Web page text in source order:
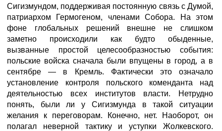
Сигизмундом, поддерживая постоянную связь с Думой,
патриархом Гермогеном, членами Собора. На этом
фоне глобальных решений внешне не слишком
заметно происходили как будто обыденные,
вызванные простой целесообразностью события:
польские войска сначала были впущены в город, а в
сентябре — в Кремль. Фактически это означало
установление контроля польского коменданта над
деятельностью всех институтов власти. Нетрудно
понять, были ли у Сигизмунда в такой ситуации
желания к переговорам. Конечно, нет. Наоборот, он
полагал неверной тактику и уступки Жолкевского.